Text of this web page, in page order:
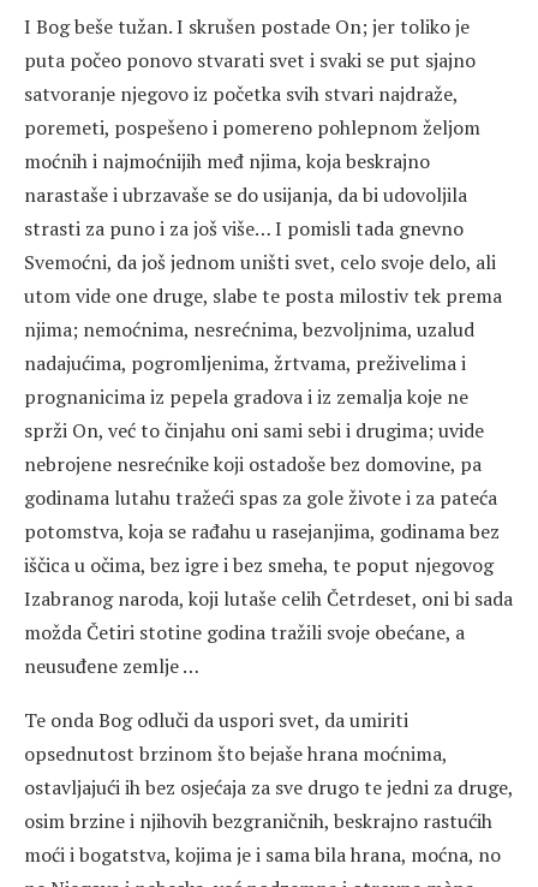
I Bog beše tužan. I skrušen postade On; jer toliko je
puta počeo ponovo stvarati svet i svaki se put sjajno
satvoranje njegovo iz početka svih stvari najdraže,
poremeti, pospešeno i pomereno pohlepnom željom
moćnih i najmoćnijih međ njima, koja beskrajno
narastaše i ubrzavaše se do usijanja, da bi udovoljila
strasti za puno i za još više… I pomisli tada gnevno
Svemoćni, da još jednom uništi svet, celo svoje delo, ali
utom vide one druge, slabe te posta milostiv tek prema
njima; nemoćnima, nesrećnima, bezvoljnima, uzalud
nadajućima, pogromljenima, žrtvama, preživelima i
prognanicima iz pepela gradova i iz zemalja koje ne
sprži On, već to činjahu oni sami sebi i drugima; uvide
nebrojene nesrećnike koji ostadoše bez domovine, pa
godinama lutahu tražeći spas za gole živote i za pateća
potomstva, koja se rađahu u rasejanjima, godinama bez
iščica u očima, bez igre i bez smeha, te poput njegovog
Izabranog naroda, koji lutaše celih Četrdeset, oni bi sada
možda Četiri stotine godina tražili svoje obećane, a
neusuđene zemlje …
Te onda Bog odluči da uspori svet, da umiriti
opsednutost brzinom što bejaše hrana moćnima,
ostavljajući ih bez osjećaja za sve drugo te jedni za druge,
osim brzine i njihovih bezgraničnih, beskrajno rastućih
moći i bogatstva, kojima je i sama bila hrana, moćna, no